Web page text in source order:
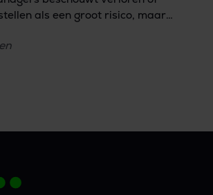
als een groot risico, maar
voor een alarmerende 17%